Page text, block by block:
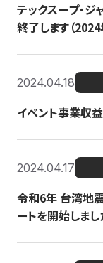
テックスープ・
終了します（
2024.04.18
イベント事業収
2024.04.17
令和6年 台湾地
ートを開始しまし